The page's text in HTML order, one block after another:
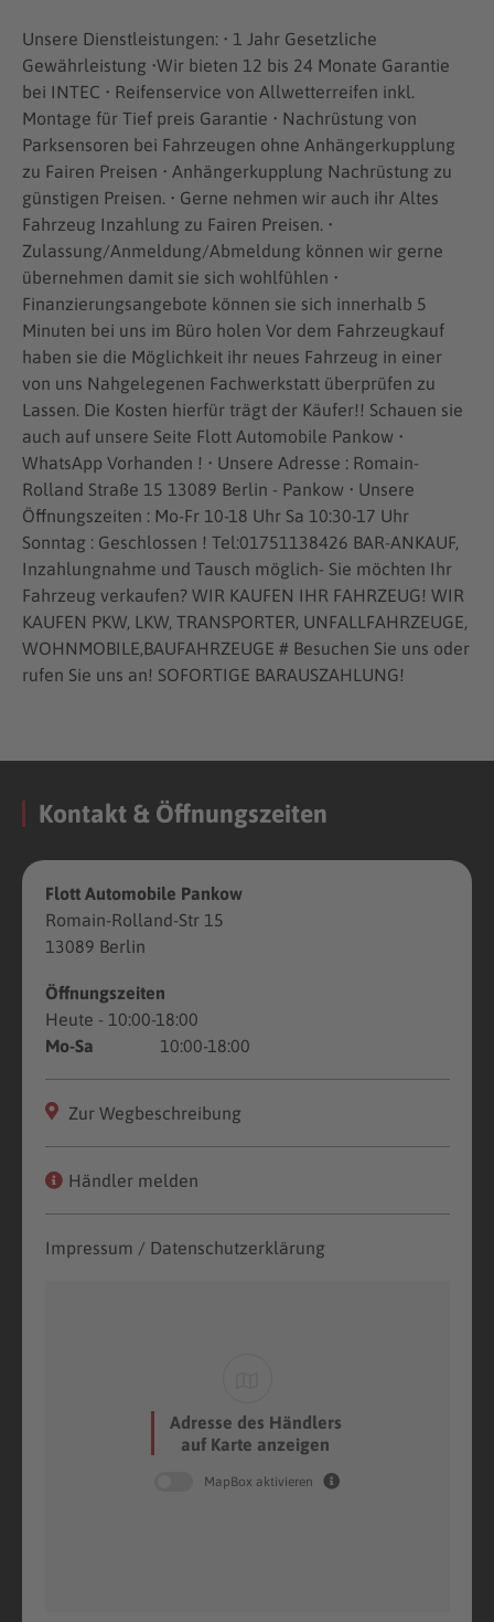
Unsere Dienstleistungen: • 1 Jahr Gesetzliche
Gewährleistung •Wir bieten 12 bis 24 Monate Garantie
bei INTEC • Reifenservice von Allwetterreifen inkl.
Montage für Tief preis Garantie • Nachrüstung von
Parksensoren bei Fahrzeugen ohne Anhängerkupplung
zu Fairen Preisen • Anhängerkupplung Nachrüstung zu
günstigen Preisen. • Gerne nehmen wir auch ihr Altes
Fahrzeug Inzahlung zu Fairen Preisen. •
Zulassung/Anmeldung/Abmeldung können wir gerne
übernehmen damit sie sich wohlfühlen •
Finanzierungsangebote können sie sich innerhalb 5
Minuten bei uns im Büro holen Vor dem Fahrzeugkauf
haben sie die Möglichkeit ihr neues Fahrzeug in einer
von uns Nahgelegenen Fachwerkstatt überprüfen zu
Lassen. Die Kosten hierfür trägt der Käufer!! Schauen sie
auch auf unsere Seite Flott Automobile Pankow •
WhatsApp Vorhanden ! • Unsere Adresse : Romain-
Rolland Straße 15 13089 Berlin - Pankow • Unsere
Öffnungszeiten : Mo-Fr 10-18 Uhr Sa 10:30-17 Uhr
Sonntag : Geschlossen ! Tel:01751138426 BAR-ANKAUF,
Inzahlungnahme und Tausch möglich- Sie möchten Ihr
Fahrzeug verkaufen? WIR KAUFEN IHR FAHRZEUG! WIR
KAUFEN PKW, LKW, TRANSPORTER, UNFALLFAHRZEUGE,
WOHNMOBILE,BAUFAHRZEUGE # Besuchen Sie uns oder
rufen Sie uns an! SOFORTIGE BARAUSZAHLUNG!
Kontakt & Öffnungszeiten
Flott Automobile Pankow
Romain-Rolland-Str 15
13089 Berlin
Öffnungszeiten
Heute - 10:00-18:00
Mo-Sa
10:00-18:00
Zur Wegbeschreibung
Händler melden
Impressum / Datenschutzerklärung
Adresse des Händlers
auf Karte anzeigen
MapBox aktivieren